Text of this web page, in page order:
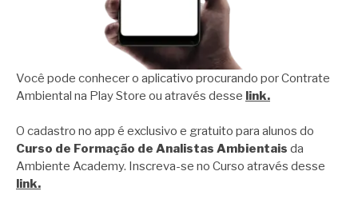
Você pode conhecer o aplicativo procurando por Contrate
Ambiental na Play Store ou através desse link.
O cadastro no app é exclusivo e gratuito para alunos do
Curso de Formação de Analistas Ambientais da
Ambiente Academy. Inscreva-se no Curso através desse
link.